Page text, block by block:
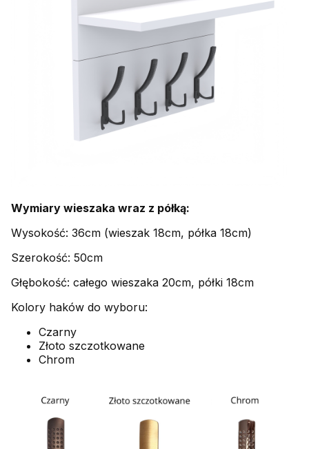
Wymiary wieszaka wraz z półką:
Wysokość: 36cm (wieszak 18cm, półka 18cm)
Szerokość: 50cm
Głębokość: całego wieszaka 20cm, półki 18cm
Kolory haków do wyboru:
Czarny
Złoto szczotkowane
Chrom